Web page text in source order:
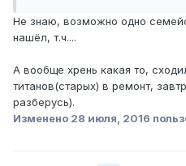
Не знаю, возможно одно
нашёл, т.ч....
А вообще хрень какая то,
титанов(старых) в ремонт,
разберусь).
Изменено 28 июля, 2016